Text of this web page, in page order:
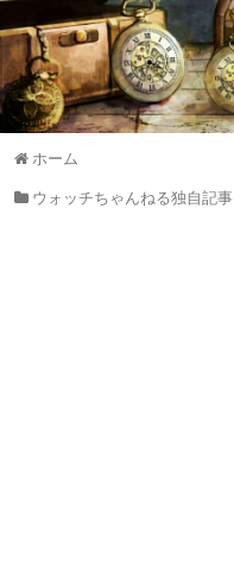
ホーム
ウォッチちゃんねる独自記事